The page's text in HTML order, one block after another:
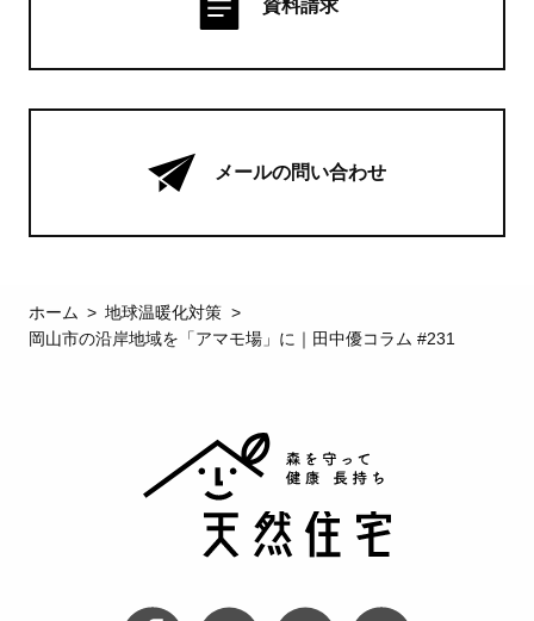
資料請求
メールの問い合わせ
ホーム
地球温暖化対策
岡山市の沿岸地域を「アマモ場」に｜田中優コラム #231